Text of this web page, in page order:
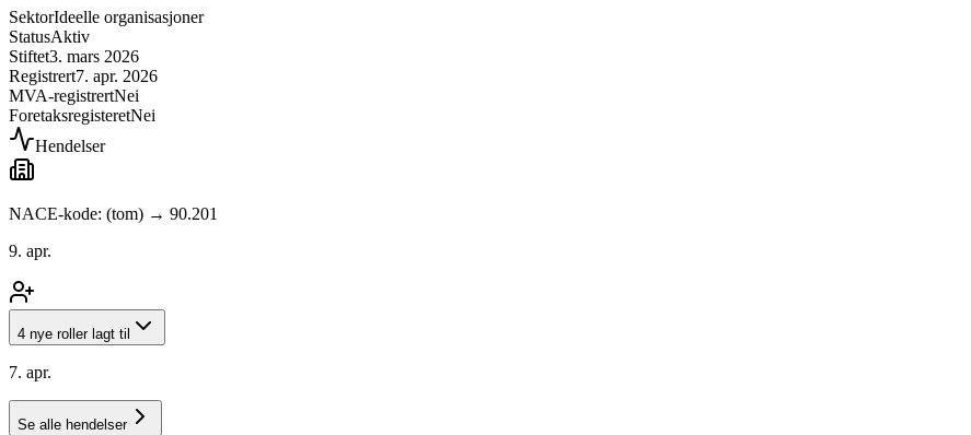
SektorIdeelle organisasjoner
StatusAktiv
Stiftet3. mars 2026
Registrert7. apr. 2026
MVA-registrertNei
ForetaksregisteretNei
Hendelser
NACE-kode: (tom) → 90.201
9. apr.
4 nye roller lagt til
7. apr.
Se alle hendelser